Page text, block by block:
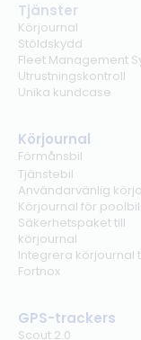
Tjänster
Körjournal
Stöldskydd
Fleet Management
Utrustningskontroll
Unika kundcase
Körjournal
Förmånsbil
Tjänstebil
Användarvänlig
Körjournal för
Säkerhetspaket till
körjournal
Integrera körjournal
Fortnox
GPS-trackers
Scout 2.0